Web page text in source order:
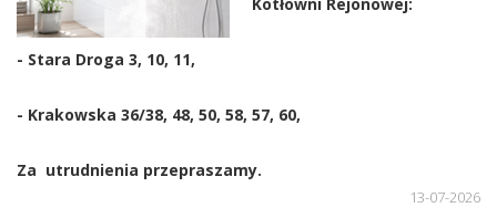
- Stara Droga 3, 10, 11,
- Krakowska 36/38, 48, 50, 58, 57, 60,
Za utrudnienia przepraszamy.
13-07-2026